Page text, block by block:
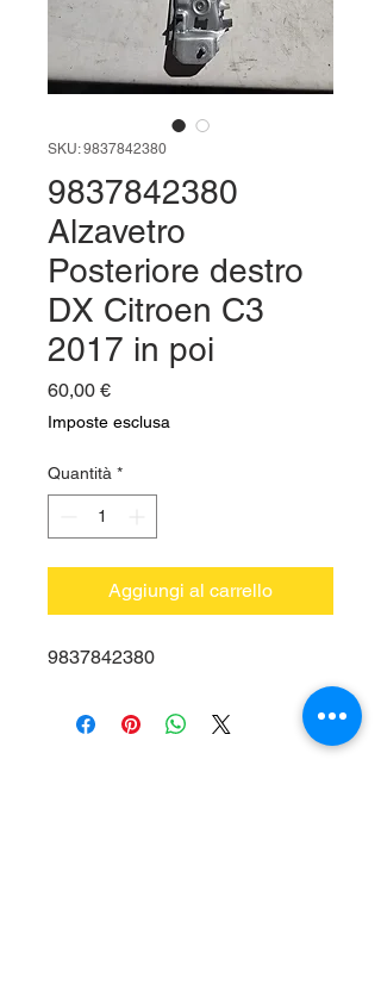
SKU: 9837842380
9837842380
Alzavetro
Posteriore destro
DX Citroen C3
2017 in poi
60,00 €Prezzo
Imposte esclusa
Quantità *
Aggiungi al carrello
9837842380